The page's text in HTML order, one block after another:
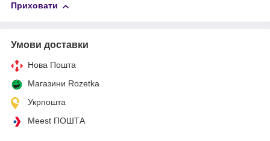
Приховати
Умови доставки
Нова Пошта
Магазини Rozetka
Укрпошта
Meest ПОШТА